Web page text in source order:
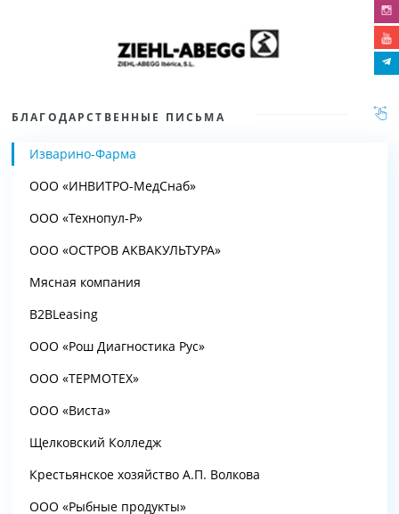
БЛАГОДАРСТВЕННЫЕ ПИСЬМА
Изварино-Фарма
ООО «ИНВИТРО-МедСнаб»
ООО «Технопул-Р»
ООО «ОСТРОВ АКВАКУЛЬТУРА»
Мясная компания
B2BLeasing
ООО «Рош Диагностика Рус»
ООО «ТЕРМОТЕХ»
ООО «Виста»
Щелковский Колледж
Крестьянское хозяйство А.П. Волкова
ООО «Рыбные продукты»